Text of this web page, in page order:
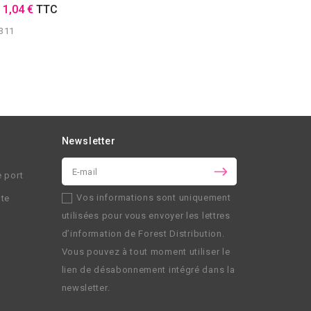
1,04 € TTC
port
Newsletter
Vos informations sont uniquement
utilisées pour vous envoyer les lettres
d’information de Forest Distribution .
Vous pouvez à tout moment utiliser le
lien de désabonnement intégré dans la
newsletter.